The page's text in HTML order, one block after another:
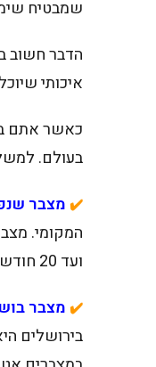
שמבטיח
הדבר חשוב
איכותי
כאשר אתם
בעולם.
✔️ מצבר
ועד 20 חודשים.
✔️ מצבר בוש
בירושלים